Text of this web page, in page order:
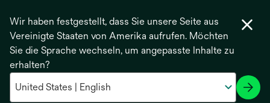
Wir haben festgestellt, dass Sie unsere Seite aus
Vereinigte Staaten von Amerika aufrufen. Möchten
Sie die Sprache wechseln, um angepasste Inhalte zu
erhalten?